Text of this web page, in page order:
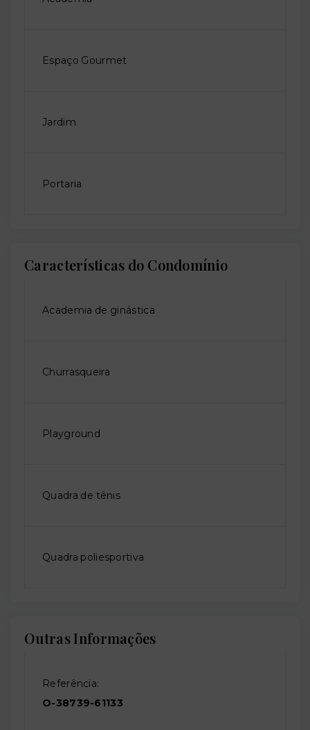
Espaço Gourmet
Jardim
Portaria
Características do Condomínio
Academia de ginástica
Churrasqueira
Playground
Quadra de tênis
Quadra poliesportiva
Outras Informações
Referência:
O-38739-61133